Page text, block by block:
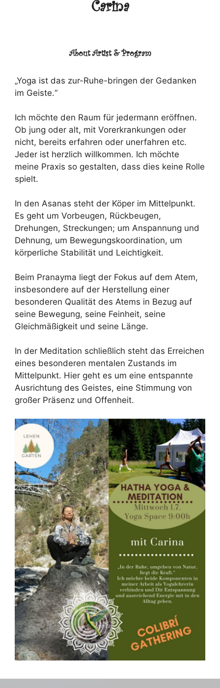
Carina
About Artist & Program
„Yoga ist das zur-Ruhe-bringen der Gedanken
im Geiste.“
Ich möchte den Raum für jedermann eröffnen.
Ob jung oder alt, mit Vorerkrankungen oder
nicht, bereits erfahren oder unerfahren etc.
Jeder ist herzlich willkommen. Ich möchte
meine Praxis so gestalten, dass dies keine Rolle
spielt.
In den Asanas steht der Köper im Mittelpunkt.
Es geht um Vorbeugen, Rückbeugen,
Drehungen, Streckungen; um Anspannung und
Dehnung, um Bewegungskoordination, um
körperliche Stabilität und Leichtigkeit.
Beim Pranayma liegt der Fokus auf dem Atem,
insbesondere auf der Herstellung einer
besonderen Qualität des Atems in Bezug auf
seine Bewegung, seine Feinheit, seine
Gleichmäßigkeit und seine Länge.
In der Meditation schließlich steht das Erreichen
eines besonderen mentalen Zustands im
Mittelpunkt. Hier geht es um eine entspannte
Ausrichtung des Geistes, eine Stimmung von
großer Präsenz und Offenheit.